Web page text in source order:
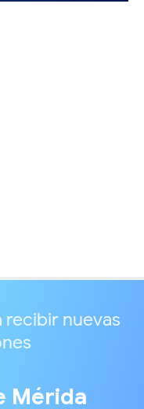
recibir nuevas
Mérida